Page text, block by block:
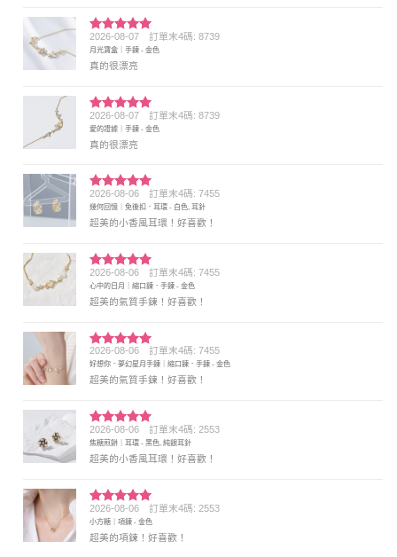
評分5 滿
分 5
2026-08-07 訂單末4碼: 8739
月光寶盒｜手鍊 - 金色
真的很漂亮
評分5滿
分 5
2026-08-07 訂單末4碼: 8739
愛的證據｜手鍊 - 金色
真的很漂亮
評分5 滿
分 5
2026-08-06 訂單末4碼: 7455
幾何回憶｜免後扣．耳環 - 白色, 耳針
超美的小香風耳環！好喜歡！
評分5 滿
分 5
2026-08-06 訂單末4碼: 7455
心中的日月｜縮口鍊．手鍊 - 金色
超美的氣質手鍊！好喜歡！
評分5 滿
分 5
2026-08-06 訂單末4碼: 7455
好想你．夢幻星月手鍊｜縮口鍊．手鍊 - 金色
超美的氣質手鍊！好喜歡！
評分5 滿
分 5
2026-08-06 訂單末4碼: 2553
焦糖煎餅｜耳環 - 黑色, 純銀耳針
超美的小香風耳環！好喜歡！
評分5滿
分 5
2026-08-06 訂單末4碼: 2553
小方糖｜項鍊 - 金色
超美的項鍊！好喜歡！